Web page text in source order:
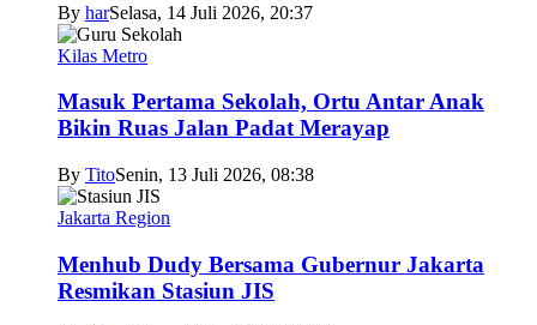
By harSelasa, 14 Juli 2026, 20:37
Kilas Metro
Masuk Pertama Sekolah, Ortu Antar Anak
Bikin Ruas Jalan Padat Merayap
By TitoSenin, 13 Juli 2026, 08:38
Jakarta Region
Menhub Dudy Bersama Gubernur Jakarta
Resmikan Stasiun JIS